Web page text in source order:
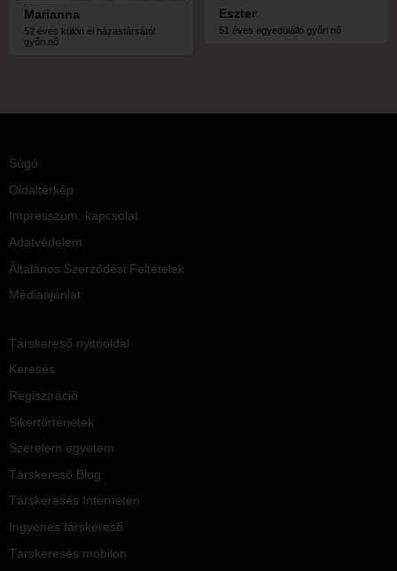
Marianna
52 éves külön él házastársától
győri nő
Eszter
51 éves egyedülálló győri nő
Súgó
Oldaltérkép
Impresszum, kapcsolat
Adatvédelem
Általános Szerződési Feltételek
Médiaajánlat
Társkereső nyitóoldal
Keresés
Regisztráció
Sikertörténetek
Szerelem egyetem
Társkereső Blog
Társkeresés Interneten
Ingyenes társkereső
Társkeresés mobilon